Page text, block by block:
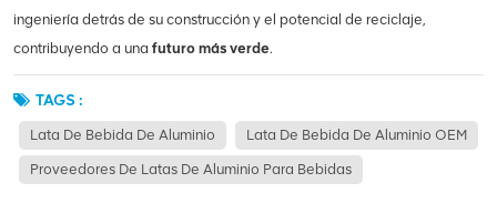
ingeniería detrás de su construcción y el potencial de reciclaje,
contribuyendo a una futuro más verde.
TAGS :
Lata De Bebida De Aluminio Lata De Bebida De Aluminio OEM
Proveedores De Latas De Aluminio Para Bebidas